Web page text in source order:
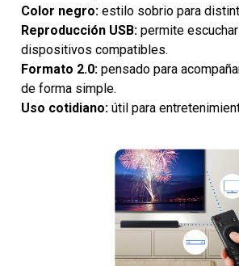
Color negro: estilo sobrio para
Reproducción USB: permite
dispositivos compatibles.
Formato 2.0: pensado para
de forma simple.
Uso cotidiano: útil para